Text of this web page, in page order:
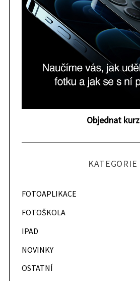
Objednat kurz
KATEGORIE
FOTOAPLIKACE
FOTOŠKOLA
IPAD
NOVINKY
OSTATNÍ